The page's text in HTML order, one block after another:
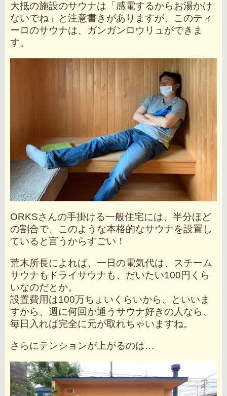
大抵の施設のサウナは「感電するからお湯かけ
ないでね」と注意書きがありますが、このティ
ーロのサウナは、ガンガンロウリュができま
す。
ORKSさんの手掛ける一般住宅には、半分ほど
の割合で、このような本格的なサウナを設置し
ていると言うからすごい！
荒木所長によれば、一日の電気代は、スチーム
サウナもドライサウナも、だいたい100円くら
いなのだとか。
設置費用は100万ちょいくらいから、といいま
すから、週に何回か通うサウナ好きの人なら、
毎日入れば完全に元が取れちゃいますね。
さらにテンションが上がるのは…